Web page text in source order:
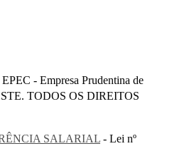
EPEC - Empresa Prudentina de
TODOS OS DIREITOS
SALARIAL - Lei nº